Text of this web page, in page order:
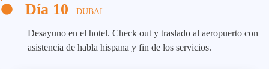
Día 10 DUBAI
Desayuno en el hotel. Check out y traslado al aeropuerto con
asistencia de habla hispana y fin de los servicios.